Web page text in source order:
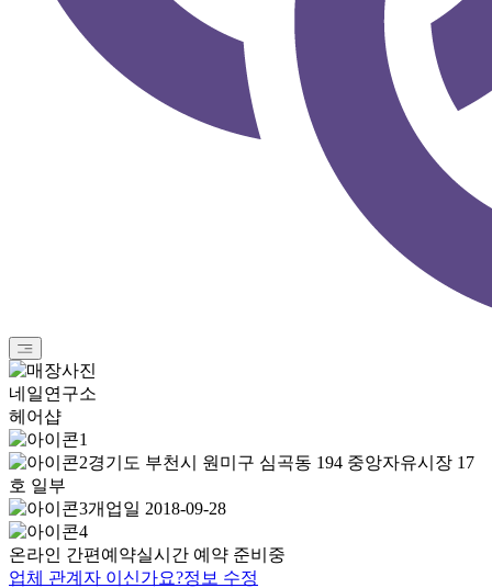
네일연구소
헤어샵
경기도 부천시 원미구 심곡동 194 중앙자유시장 17
호 일부
개업일 2018-09-28
온라인 간편예약실시간 예약 준비중
업체 관계자 이신가요?정보 수정